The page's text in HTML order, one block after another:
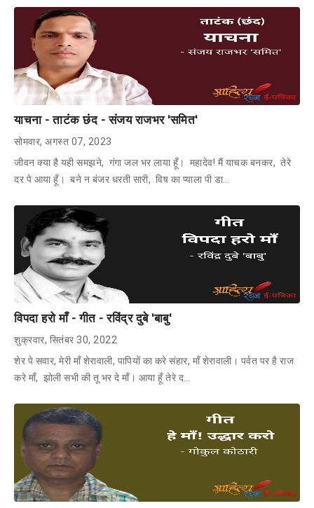
याचना - ताटंक छंद - संजय राजभर 'समित'
सोमवार, अगस्त 07, 2023
जीवन क्या है यही समझने, गंगा जल भर लाया हूँ। महादेव! मैं याचक बनकर, तेरे
दर पे आया हूँ। बने न बंजर धरती सारी, विष का प्याला पी डा…
विपदा हरो माँ - गीत - रविंद्र दुबे 'बाबु'
शुक्रवार, सितंबर 30, 2022
शेर पे सवार, मेरी माँ शेरावाली, पापियों का करे संहार, माँ शेरावाली। पर्वत पर है राज
करे माँ, झोली सभी की तू भर दे माँ। आया हूँ तेरे द…